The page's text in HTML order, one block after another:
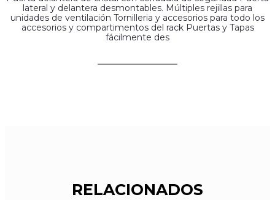
lateral y delantera desmontables. Múltiples rejillas para
unidades de ventilación Tornilleria y accesorios para todo los
accesorios y compartimentos del rack Puertas y Tapas
fácilmente des
RELACIONADOS